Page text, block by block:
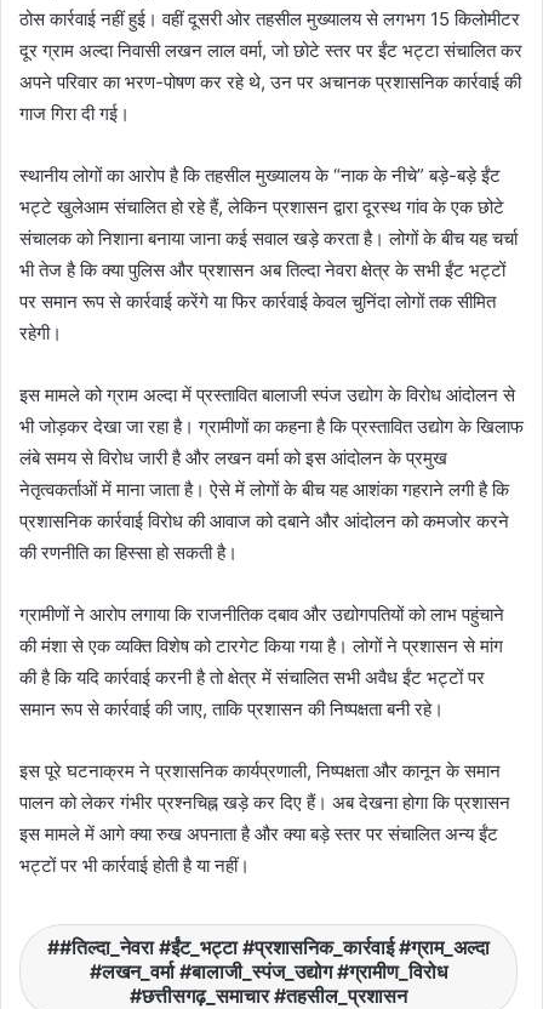
ठोस कार्रवाई नहीं हुई। वहीं दूसरी ओर तहसील मुख्यालय से लगभग 15 किलोमीटर
दूर ग्राम अल्दा निवासी लखन लाल वर्मा, जो छोटे स्तर पर ईंट भट्टा संचालित कर
अपने परिवार का भरण-पोषण कर रहे थे, उन पर अचानक प्रशासनिक कार्रवाई की
गाज गिरा दी गई।
स्थानीय लोगों का आरोप है कि तहसील मुख्यालय के “नाक के नीचे” बड़े-बड़े ईंट
भट्टे खुलेआम संचालित हो रहे हैं, लेकिन प्रशासन द्वारा दूरस्थ गांव के एक छोटे
संचालक को निशाना बनाया जाना कई सवाल खड़े करता है। लोगों के बीच यह चर्चा
भी तेज है कि क्या पुलिस और प्रशासन अब तिल्दा नेवरा क्षेत्र के सभी ईंट भट्टों
पर समान रूप से कार्रवाई करेंगे या फिर कार्रवाई केवल चुनिंदा लोगों तक सीमित
रहेगी।
इस मामले को ग्राम अल्दा में प्रस्तावित बालाजी स्पंज उद्योग के विरोध आंदोलन से
भी जोड़कर देखा जा रहा है। ग्रामीणों का कहना है कि प्रस्तावित उद्योग के खिलाफ
लंबे समय से विरोध जारी है और लखन वर्मा को इस आंदोलन के प्रमुख
नेतृत्वकर्ताओं में माना जाता है। ऐसे में लोगों के बीच यह आशंका गहराने लगी है कि
प्रशासनिक कार्रवाई विरोध की आवाज को दबाने और आंदोलन को कमजोर करने
की रणनीति का हिस्सा हो सकती है।
ग्रामीणों ने आरोप लगाया कि राजनीतिक दबाव और उद्योगपतियों को लाभ पहुंचाने
की मंशा से एक व्यक्ति विशेष को टारगेट किया गया है। लोगों ने प्रशासन से मांग
की है कि यदि कार्रवाई करनी है तो क्षेत्र में संचालित सभी अवैध ईंट भट्टों पर
समान रूप से कार्रवाई की जाए, ताकि प्रशासन की निष्पक्षता बनी रहे।
इस पूरे घटनाक्रम ने प्रशासनिक कार्यप्रणाली, निष्पक्षता और कानून के समान
पालन को लेकर गंभीर प्रश्नचिह्न खड़े कर दिए हैं। अब देखना होगा कि प्रशासन
इस मामले में आगे क्या रुख अपनाता है और क्या बड़े स्तर पर संचालित अन्य ईंट
भट्टों पर भी कार्रवाई होती है या नहीं।
#तिल्दा_नेवरा #ईंट_भट्टा #प्रशासनिक_कार्रवाई #ग्राम_अल्दा
#लखन_वर्मा #बालाजी_स्पंज_उद्योग #ग्रामीण_विरोध
#छत्तीसगढ़_समाचार #तहसील_प्रशासन